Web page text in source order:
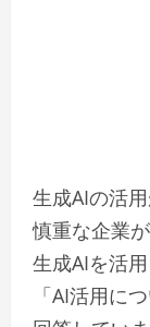
生成AIの活
慎重な企業
生成AIを活
「AI活用に